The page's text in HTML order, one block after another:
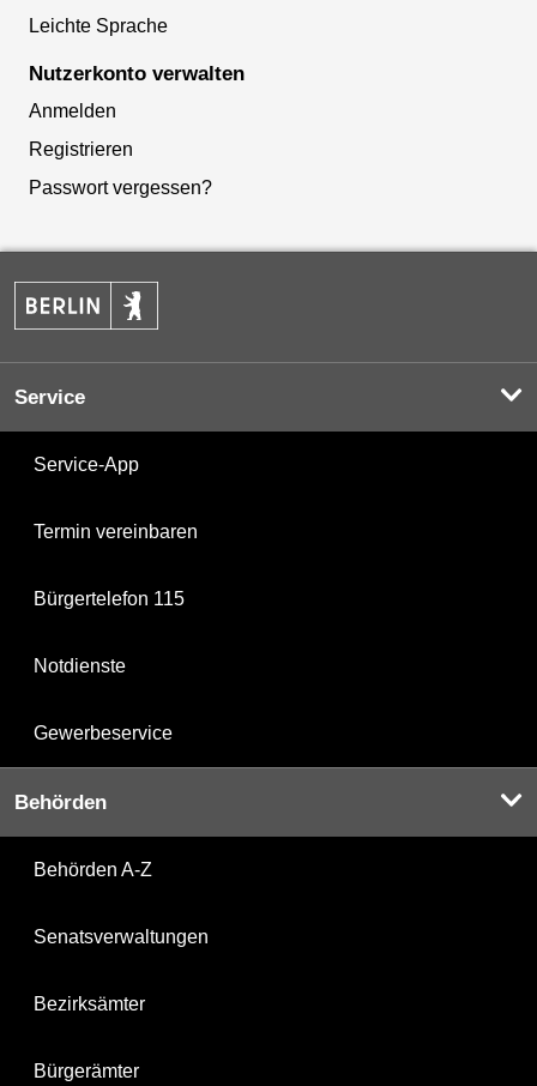
Leichte Sprache
Nutzerkonto verwalten
Anmelden
Registrieren
Passwort vergessen?
Service
Service-App
Termin vereinbaren
Bürgertelefon 115
Notdienste
Gewerbeservice
Behörden
Behörden A-Z
Senatsverwaltungen
Bezirksämter
Bürgerämter